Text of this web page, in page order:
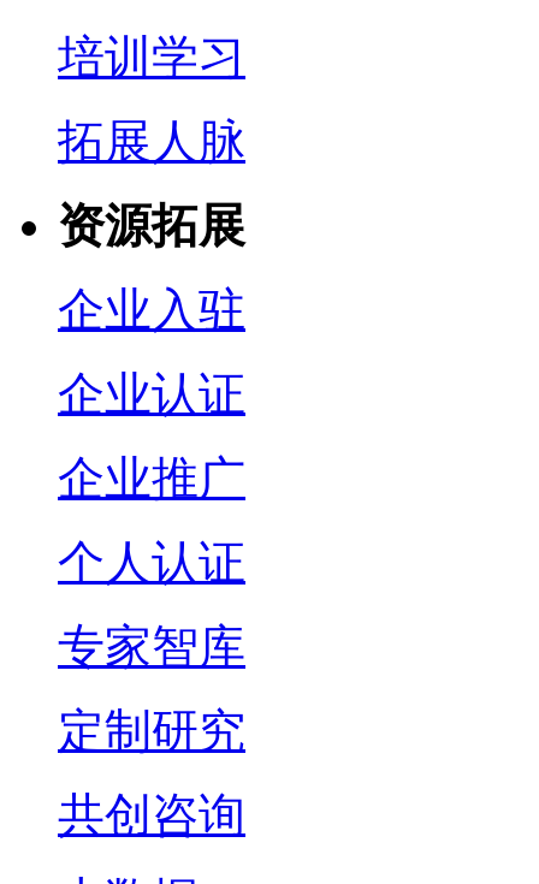
培训学习
拓展人脉
资源拓展
企业入驻
企业认证
企业推广
个人认证
专家智库
定制研究
共创咨询